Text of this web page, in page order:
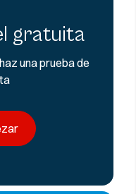
gratuita
una prueba de